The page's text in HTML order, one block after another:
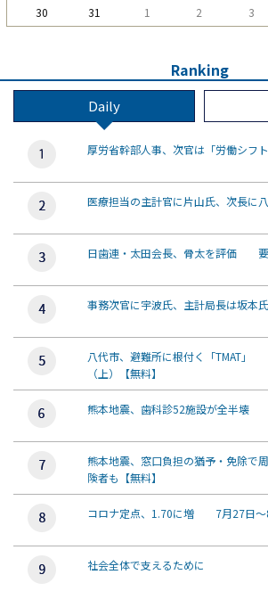
30
31 1 2 3
Ranking
Daily
厚労省幹部人事、次官は「労働シフ
医療担当の主計官に片山氏、次長
日歯連・太田会長、骨太を評価 要
事務次官に宇波氏、主計局長は坂
八代市、避難所に根付く「TMAT
（上）【無料】
熊本地震、歯科診52施設が全半壊
熊本地震、窓口負担の猶予・免除
険者も【無料】
コロナ定点、1.70に増 7月27日～
社会全体で支えるために